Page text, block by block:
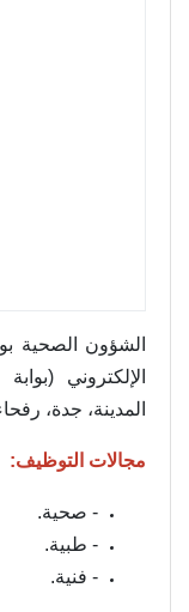
الشؤون الصحية
الإلكتروني
المدينة، جدة،
مجالات التوظيف:
- صحية.
- طبية.
- فنية.